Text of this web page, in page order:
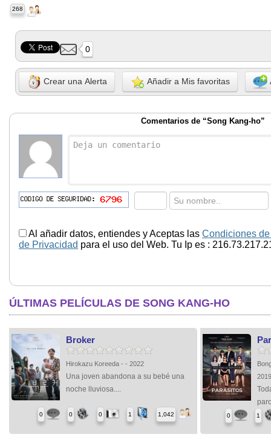
268
0
Crear una Alerta Añadir a Mis favoritas
Comentarios de “Song Kang-ho”
Al añadir datos, entiendes y Aceptas las Condiciones
de Privacidad para el uso del Web. Tu Ip es :
ÚLTIMAS PELÍCULAS DE SONG KANG-HO
Broker
Hirokazu Koreeda - - 2022
Una joven abandona a su bebé una
noche lluviosa....
0 0 0 1 1,042 0 1